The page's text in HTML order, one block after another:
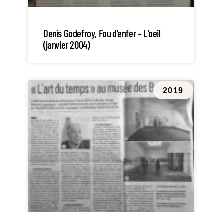
Denis Godefroy, Fou d’enfer – L’oeil
(janvier 2004)
2019